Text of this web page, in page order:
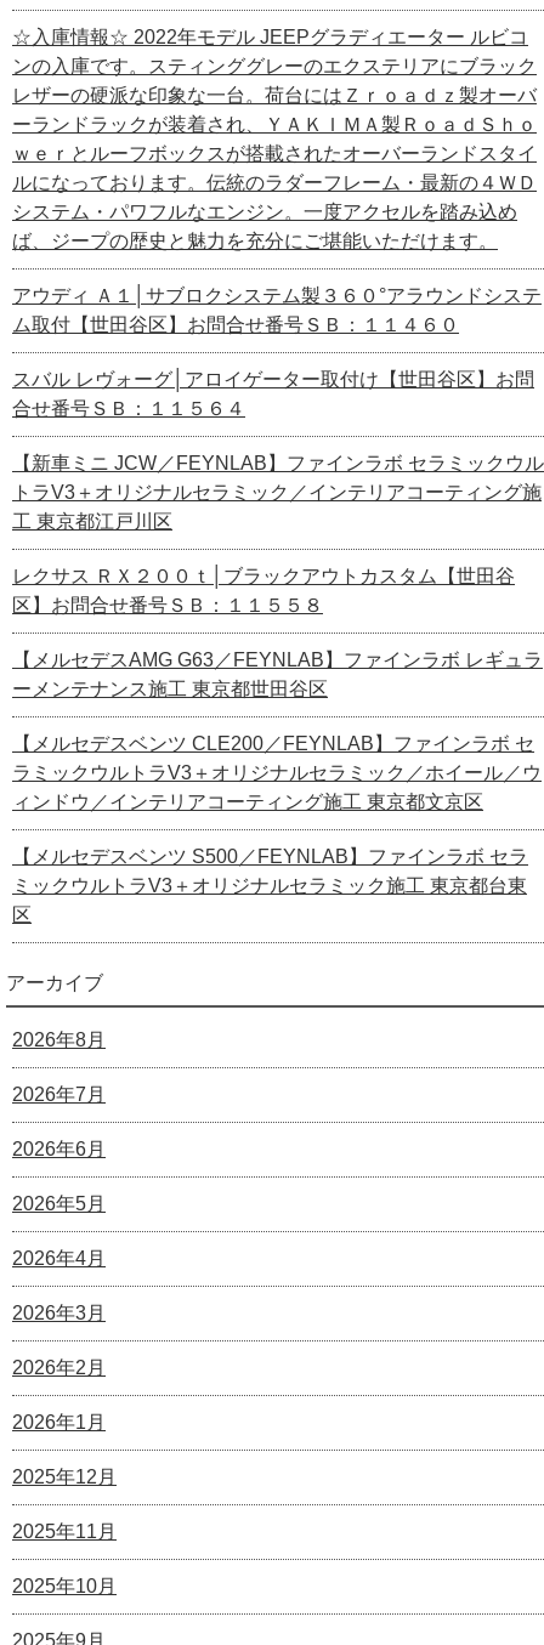
☆入庫情報☆ 2022年モデル JEEPグラディエーター ルビコ
ンの入庫です。スティンググレーのエクステリアにブラック
レザーの硬派な印象な一台。荷台にはＺｒｏａｄｚ製オーバ
ーランドラックが装着され、ＹＡＫＩＭＡ製ＲｏａｄＳｈｏ
ｗｅｒとルーフボックスが搭載されたオーバーランドスタイ
ルになっております。伝統のラダーフレーム・最新の４ＷＤ
システム・パワフルなエンジン。一度アクセルを踏み込め
ば、ジープの歴史と魅力を充分にご堪能いただけます。
アウディ Ａ１│サブロクシステム製３６０°アラウンドシステ
ム取付【世田谷区】お問合せ番号ＳＢ：１１４６０
スバル レヴォーグ│アロイゲーター取付け【世田谷区】お問
合せ番号ＳＢ：１１５６４
【新車ミニ JCW／FEYNLAB】ファインラボ セラミックウル
トラV3＋オリジナルセラミック／インテリアコーティング施
工 東京都江戸川区
レクサス ＲＸ２００ｔ│ブラックアウトカスタム【世田谷
区】お問合せ番号ＳＢ：１１５５８
【メルセデスAMG G63／FEYNLAB】ファインラボ レギュラ
ーメンテナンス施工 東京都世田谷区
【メルセデスベンツ CLE200／FEYNLAB】ファインラボ セ
ラミックウルトラV3＋オリジナルセラミック／ホイール／ウ
ィンドウ／インテリアコーティング施工 東京都文京区
【メルセデスベンツ S500／FEYNLAB】ファインラボ セラ
ミックウルトラV3＋オリジナルセラミック施工 東京都台東
区
アーカイブ
2026年8月
2026年7月
2026年6月
2026年5月
2026年4月
2026年3月
2026年2月
2026年1月
2025年12月
2025年11月
2025年10月